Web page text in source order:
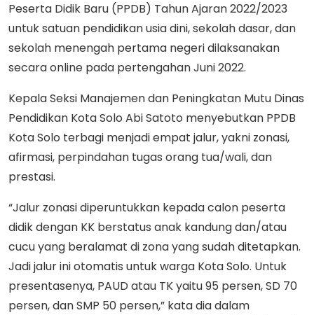
Peserta Didik Baru (PPDB) Tahun Ajaran 2022/2023
untuk satuan pendidikan usia dini, sekolah dasar, dan
sekolah menengah pertama negeri dilaksanakan
secara online pada pertengahan Juni 2022.
Kepala Seksi Manajemen dan Peningkatan Mutu Dinas
Pendidikan Kota Solo Abi Satoto menyebutkan PPDB
Kota Solo terbagi menjadi empat jalur, yakni zonasi,
afirmasi, perpindahan tugas orang tua/wali, dan
prestasi.
“Jalur zonasi diperuntukkan kepada calon peserta
didik dengan KK berstatus anak kandung dan/atau
cucu yang beralamat di zona yang sudah ditetapkan.
Jadi jalur ini otomatis untuk warga Kota Solo. Untuk
presentasenya, PAUD atau TK yaitu 95 persen, SD 70
persen, dan SMP 50 persen,” kata dia dalam